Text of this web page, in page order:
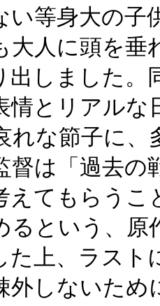
い等身大の
大人に頭を垂
出しました。
情とリアル
な節子に、
督は「過去の
えてもらう
るという、
た上、ラスト
外しないた